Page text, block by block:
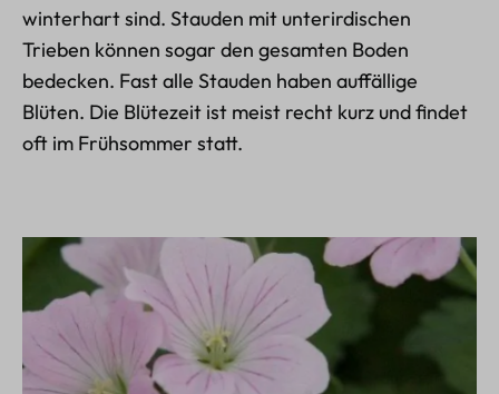
winterhart sind. Stauden mit unterirdischen
Trieben können sogar den gesamten Boden
bedecken. Fast alle Stauden haben auffällige
Blüten. Die Blütezeit ist meist recht kurz und findet
oft im Frühsommer statt.